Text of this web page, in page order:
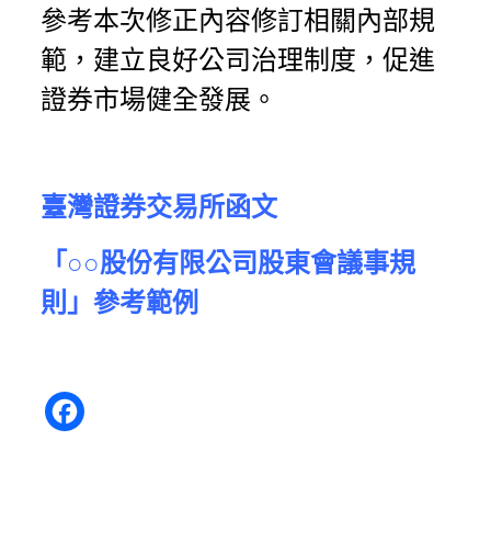
參考本次修正內容修訂相關內部規
範，建立良好公司治理制度，促進
證券市場健全發展。
臺灣證券交易所函文
「○○股份有限公司股東會議事規
則」參考範例
Facebook